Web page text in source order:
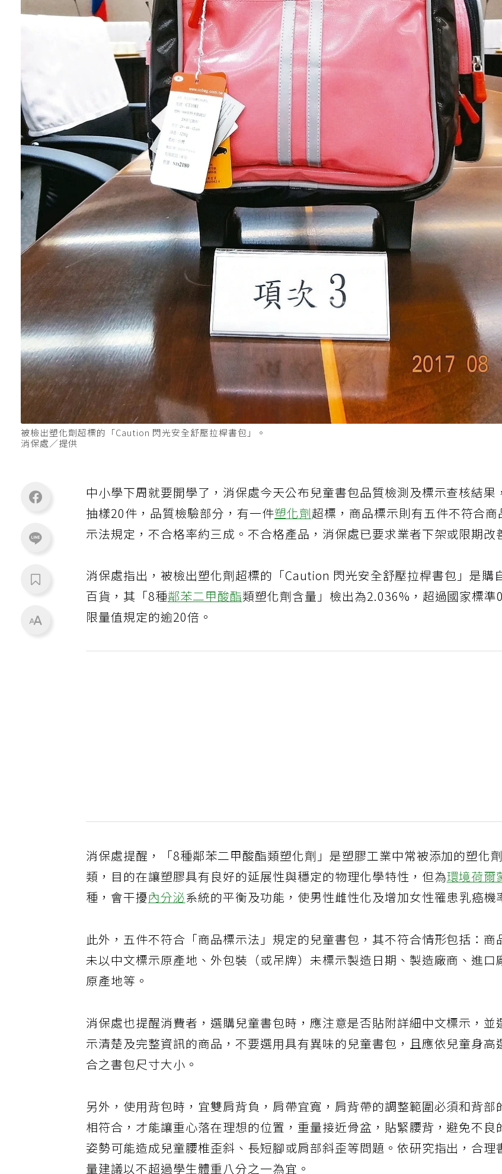
被檢出塑化劑超標的「Caution 閃光安全舒壓拉桿書包」。
消保處／提供
中小學下周就要開學了，消保處今天公布兒童書包品質檢測及標示查核結果
抽樣20件，品質檢驗部分，有一件塑化劑超標，商品標示則有五件不符合商
示法規定，不合格率約三成。不合格產品，消保處已要求業者下架或限期改
消保處指出，被檢出塑化劑超標的「Caution 閃光安全舒壓拉桿書包」是購
百貨，其「8種鄰苯二甲酸酯類塑化劑含量」檢出為2.036%，超過國家標準
限量值規定的逾20倍。
消保處提醒，「8種鄰苯二甲酸酯類塑化劑」是塑膠工業中常被添加的塑化
類，目的在讓塑膠具有良好的延展性與穩定的物理化學特性，但為環境荷
種，會干擾內分泌系統的平衡及功能，使男性雌性化及增加女性罹患乳癌機
此外，五件不符合「商品標示法」規定的兒童書包，其不符合情形包括：商
未以中文標示原產地、外包裝（或吊牌）未標示製造日期、製造廠商、進口
原產地等。
消保處也提醒消費者，選購兒童書包時，應注意是否貼附詳細中文標示，並
示清楚及完整資訊的商品，不要選用具有異味的兒童書包，且應依兒童身高
合之書包尺寸大小。
另外，使用背包時，宜雙肩背負，肩帶宜寬，肩背帶的調整範圍必須和背部
相符合，才能讓重心落在理想的位置，重量接近骨盆，貼緊腰背，避免不良
姿勢可能造成兒童腰椎歪斜、長短腳或肩部斜歪等問題。依研究指出，合理